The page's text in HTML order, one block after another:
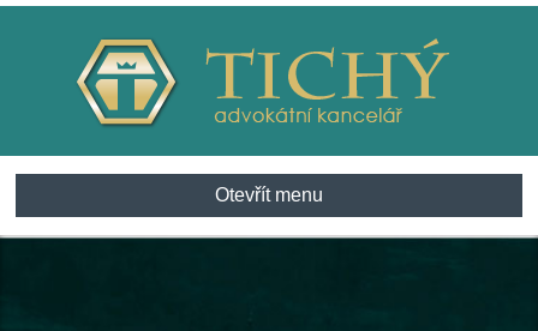
Otevřít menu